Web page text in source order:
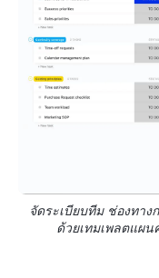
จัดระเบียบทีม ช่องทา
ด้วยเทมเพลตแผน